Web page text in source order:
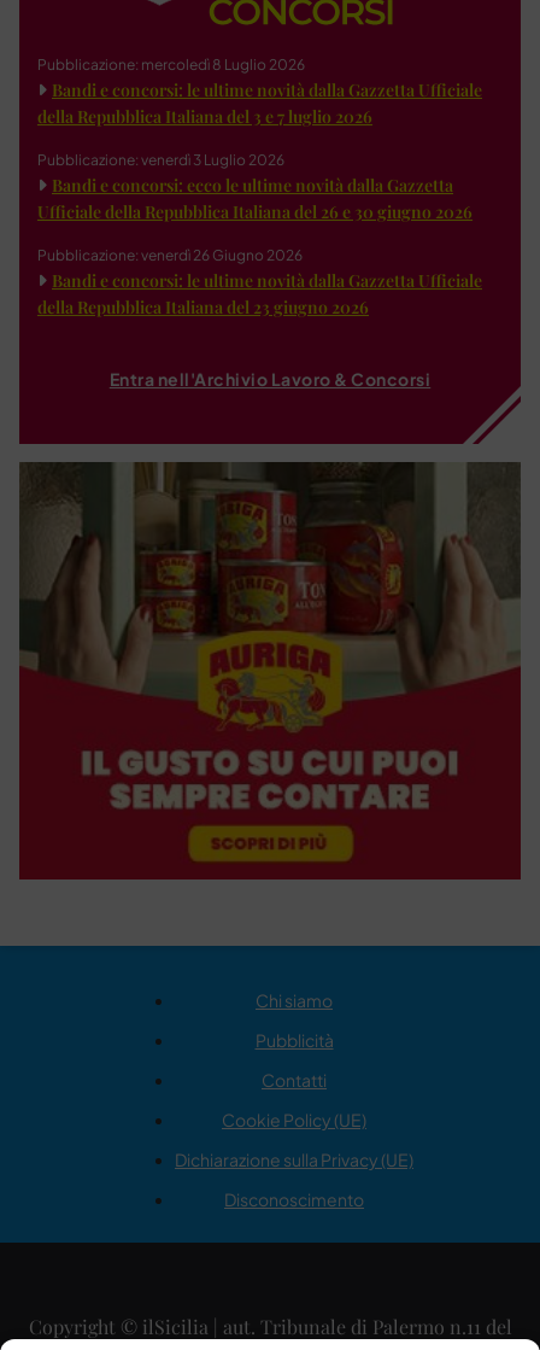
Pubblicazione: mercoledì 8 Luglio 2026
Bandi e concorsi: le ultime novità dalla Gazzetta Ufficiale
della Repubblica Italiana del 3 e 7 luglio 2026
Pubblicazione: venerdì 3 Luglio 2026
Bandi e concorsi: ecco le ultime novità dalla Gazzetta
Ufficiale della Repubblica Italiana del 26 e 30 giugno 2026
Pubblicazione: venerdì 26 Giugno 2026
Bandi e concorsi: le ultime novità dalla Gazzetta Ufficiale
della Repubblica Italiana del 23 giugno 2026
Entra nell'Archivio Lavoro & Concorsi
Chi siamo
Pubblicità
Contatti
Cookie Policy (UE)
Dichiarazione sulla Privacy (UE)
Disconoscimento
Copyright © ilSicilia | aut. Tribunale di Palermo n.11 del